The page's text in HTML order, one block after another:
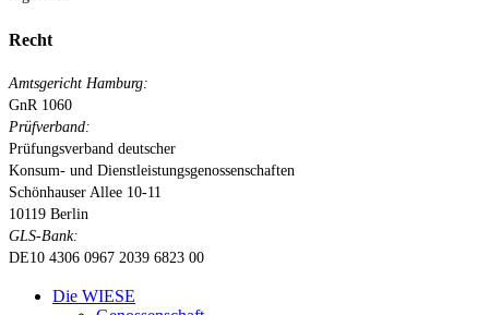
Recht
Amtsgericht Hamburg:
GnR 1060
Prüfverband:
Prüfungsverband deutscher
Konsum- und Dienstleistungsgenossenschaften
Schönhauser Allee 10-11
10119 Berlin
GLS-Bank:
DE10 4306 0967 2039 6823 00
Close
Die WIESE